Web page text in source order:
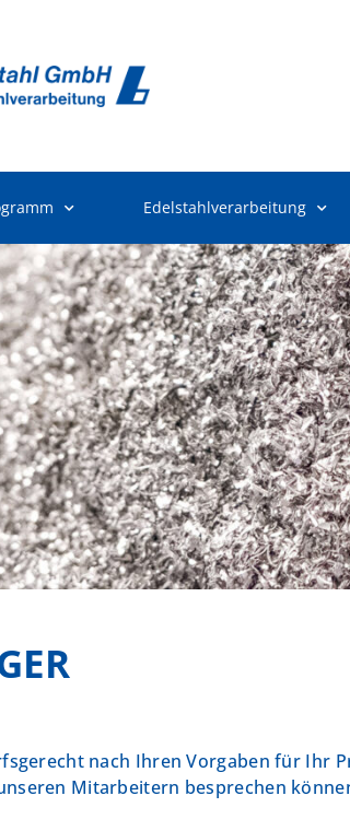
Edelstahlverarbeitung
nach Ihren Vorgaben für Ihr
Mitarbeitern besprechen